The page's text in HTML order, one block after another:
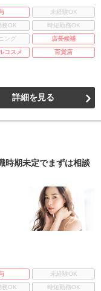
未経験OK
務OK
時短勤務OK
ング
店長候補
コスメ 百貨店
詳細を見る
時期未定でまずは相談
未経験OK
務OK
時短勤務OK